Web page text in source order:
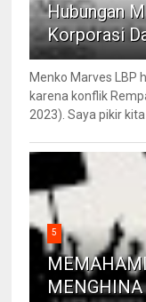
Hubungan
Korporasi
Menko Marves LBP
karena konflik
2023). Saya pikir kita
5